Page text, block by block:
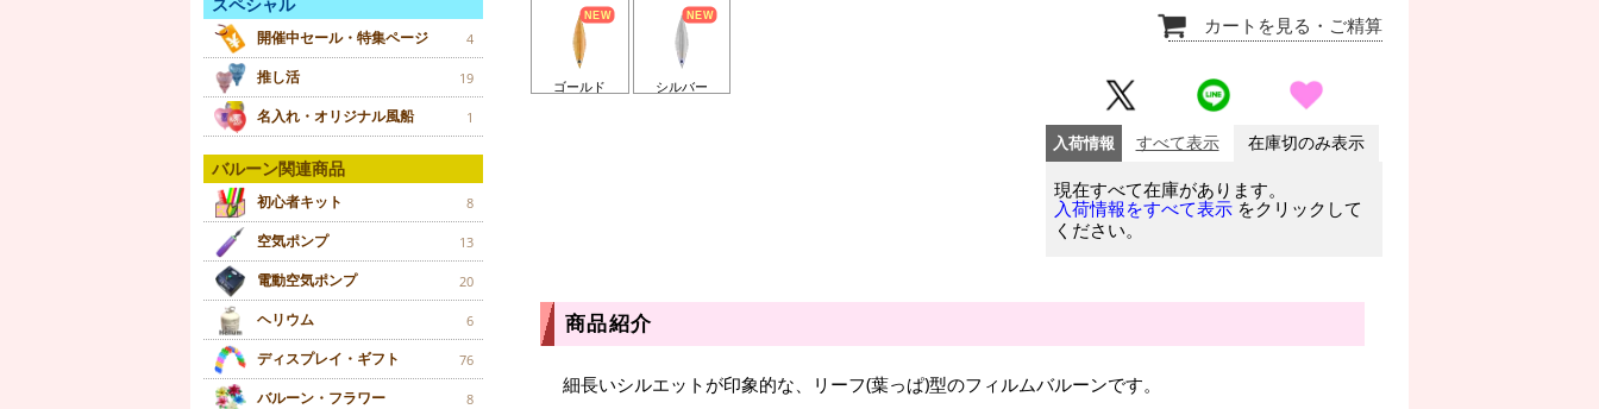
スペシャル
開催中セール・特集ページ 4
推し活 19
名入れ・オリジナル風船 1
バルーン関連商品
初心者キット 8
空気ポンプ 13
電動空気ポンプ 20
ヘリウム 6
ディスプレイ・ギフト 76
バルーン・フラワー 8
ゴールド シルバー
カートを見る ・ご精算
入荷情報 すべて表示 在庫切のみ表示
現在すべて在庫があります。
入荷情報をすべて表示 をクリックして
ください。
商品紹介
細長いシルエットが印象的な、リーフ(葉っぱ)型のフィルムバルーンです。